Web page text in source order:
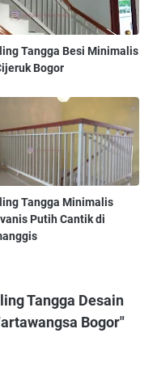
Tangga Besi Minimalis
Bogor
Tangga Minimalis
Putih Cantik di
Tangga Desain
Bogor"